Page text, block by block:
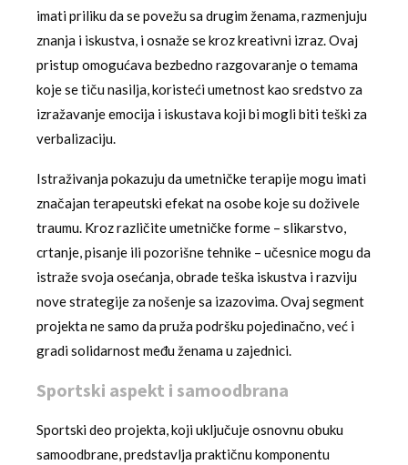
imati priliku da se povežu sa drugim ženama, razmenjuju
znanja i iskustva, i osnaže se kroz kreativni izraz. Ovaj
pristup omogućava bezbedno razgovaranje o temama
koje se tiču nasilja, koristeći umetnost kao sredstvo za
izražavanje emocija i iskustava koji bi mogli biti teški za
verbalizaciju.
Istraživanja pokazuju da umetničke terapije mogu imati
značajan terapeutski efekat na osobe koje su doživele
traumu. Kroz različite umetničke forme – slikarstvo,
crtanje, pisanje ili pozorišne tehnike – učesnice mogu da
istraže svoja osećanja, obrade teška iskustva i razviju
nove strategije za nošenje sa izazovima. Ovaj segment
projekta ne samo da pruža podršku pojedinačno, već i
gradi solidarnost među ženama u zajednici.
Sportski aspekt i samoodbrana
Sportski deo projekta, koji uključuje osnovnu obuku
samoodbrane, predstavlja praktičnu komponentu